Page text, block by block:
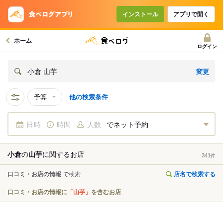
インストール アプリで開く
ホーム
ログイン
小倉 山芋 変更
予算 他の検索条件
日時 時間 人数 でネット予約
小倉の山芋に関するお店 341 件
口コミ・お店の情報 で検索 店名で検索する
口コミ・お店の情報に 「山芋」 を含むお店